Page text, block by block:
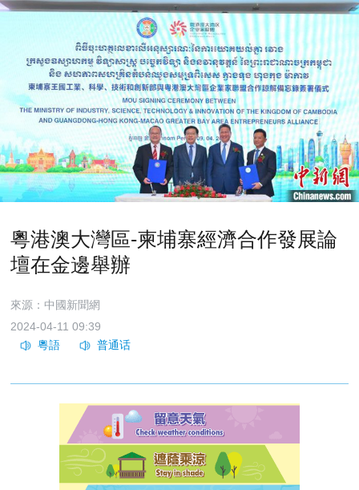
粵港澳大灣區-柬埔寨經濟合作發展論
壇在金邊舉辦
來源：中國新聞網
2024-04-11 09:39